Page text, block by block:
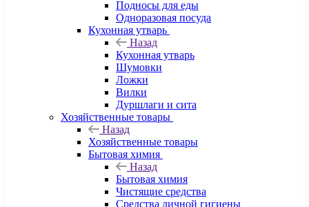
Подносы для еды
Одноразовая посуда
Кухонная утварь
Назад
Кухонная утварь
Шумовки
Ложки
Вилки
Дуршлаги и сита
Хозяйственные товары
Назад
Хозяйственные товары
Бытовая химия
Назад
Бытовая химия
Чистящие средства
Средства личной гигиены